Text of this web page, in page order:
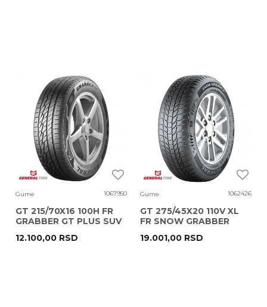
Gume 1067950
GT 215/70X16 100H FR
GRABBER GT PLUS SUV
12.100,00 RSD
Gume 1062426
GT 275/45X20 110V XL
FR SNOW GRABBER
19.001,00 RSD